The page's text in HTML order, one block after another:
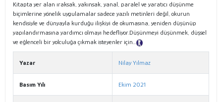
Kitapta yer alan ıraksak, yakınsak, yanal, paralel ve yaratıcı düşünme
biçimlerine yönelik uygulamalar sadece yazılı metinleri değil, okurun
kendisiyle ve dünyayla kurduğu ilişkiyi de okumasına, yeniden düşünüp
yapılandırmasına yardımcı olmayı hedefliyor.Düşünmeyi düşünmek, düşsel
ve eğlenceli bir yolculuğa çıkmak isteyenler için...
Yazar Nilay Yılmaz
Basım Yılı Ekim 2021